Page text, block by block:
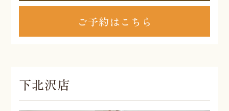
ご予約はこちら
下北沢店